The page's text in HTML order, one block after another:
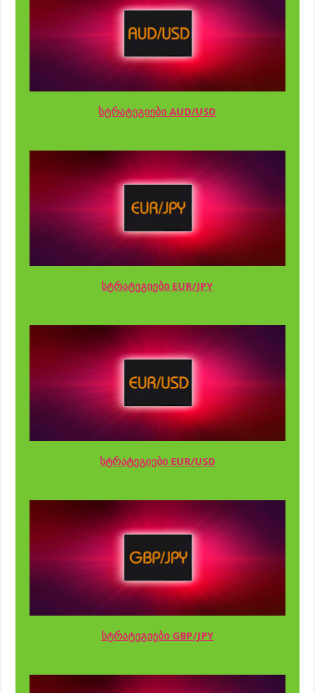
სტრატეგიები AUD/USD
სტრატეგიები EUR/JPY
სტრატეგიები EUR/USD
სტრატეგიები GBP/JPY